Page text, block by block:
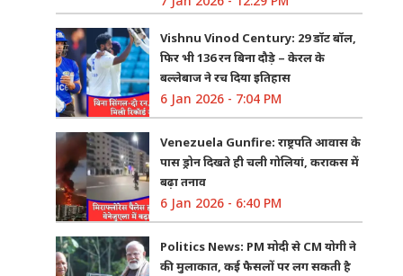
Vishnu Vinod Century: 29 डॉट बॉल,
फिर भी 136 रन बिना दौड़े – केरल के
बल्लेबाज ने रच दिया इतिहास
6 Jan 2026 - 7:04 PM
Venezuela Gunfire: राष्ट्रपति आवास के
पास ड्रोन दिखते ही चली गोलियां, कराकस में
बढ़ा तनाव
6 Jan 2026 - 6:40 PM
Politics News: PM मोदी से CM योगी ने
की मुलाकात, कई फैसलों पर लग सकती है